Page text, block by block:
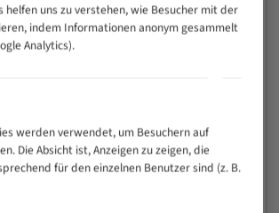
Verbindungslängen)
Vibration
Beschreibung:
aus hochlegiertem Federstahl
beschichtete Zahnspitzen
helfen uns zu verstehen, wie Besucher mit der
indem Informationen anonym gesammelt
Analytics).
werden verwendet, um Besuchern auf
Die Absicht ist, Anzeigen zu zeigen, die
für den einzelnen Benutzer sind (z. B.